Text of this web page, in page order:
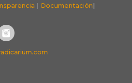
| Documentación|